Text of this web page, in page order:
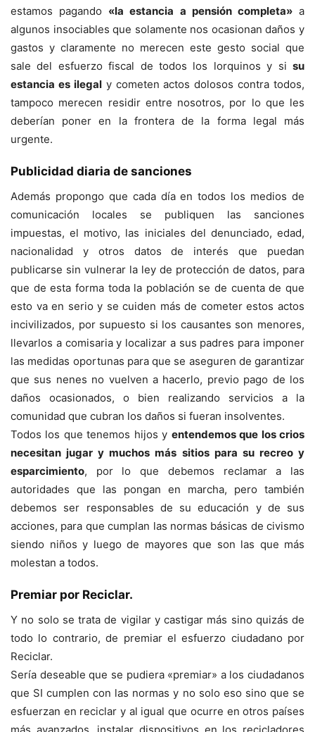
estamos pagando «la estancia a pensión completa»a
algunos insociables que solamente nos ocasionan daños y
gastos y claramente no merecen este gesto social que
sale del esfuerzo fiscal de todos los lorquinos y si su
estancia es ilegaly cometen actos dolosos contra todos,
tampoco merecen residir entre nosotros, por lo que les
deberían poner en la frontera de la forma legal más
urgente.
Publicidad diaria de sanciones
Además propongo que cada día en todos los medios de
comunicación locales se publiquen las sanciones
impuestas, el motivo, las iniciales del denunciado, edad,
nacionalidad y otros datos de interés que puedan
publicarse sin vulnerar la ley de protección de datos, para
que de esta forma toda la población se de cuenta de que
esto va en serio y se cuiden más de cometer estos actos
incivilizados, por supuesto si los causantes son menores,
llevarlos a comisaria y localizar a sus padres para imponer
las medidas oportunas para que se aseguren de garantizar
que sus nenes no vuelven a hacerlo, previo pago de los
daños ocasionados, o bien realizando servicios a la
comunidad que cubran los daños si fueran insolventes.
Todos los que tenemos hijos y entendemos que los crios
necesitan jugar y muchos más sitios para su recreo y
esparcimiento, por lo que debemos reclamar a las
autoridades que las pongan en marcha, pero también
debemos ser responsables de su educación y de sus
acciones, para que cumplan las normas básicas de civismo
siendo niños y luego de mayores que son las que más
molestan a todos.
Premiar por Reciclar.
Y no solo se trata de vigilar y castigar más sino quizás de
todo lo contrario, de premiar el esfuerzo ciudadano por
Reciclar.
Sería deseable que se pudiera «premiar» a los ciudadanos
que SI cumplen con las normas y no solo eso sino que se
esfuerzan en reciclar y al igual que ocurre en otros países